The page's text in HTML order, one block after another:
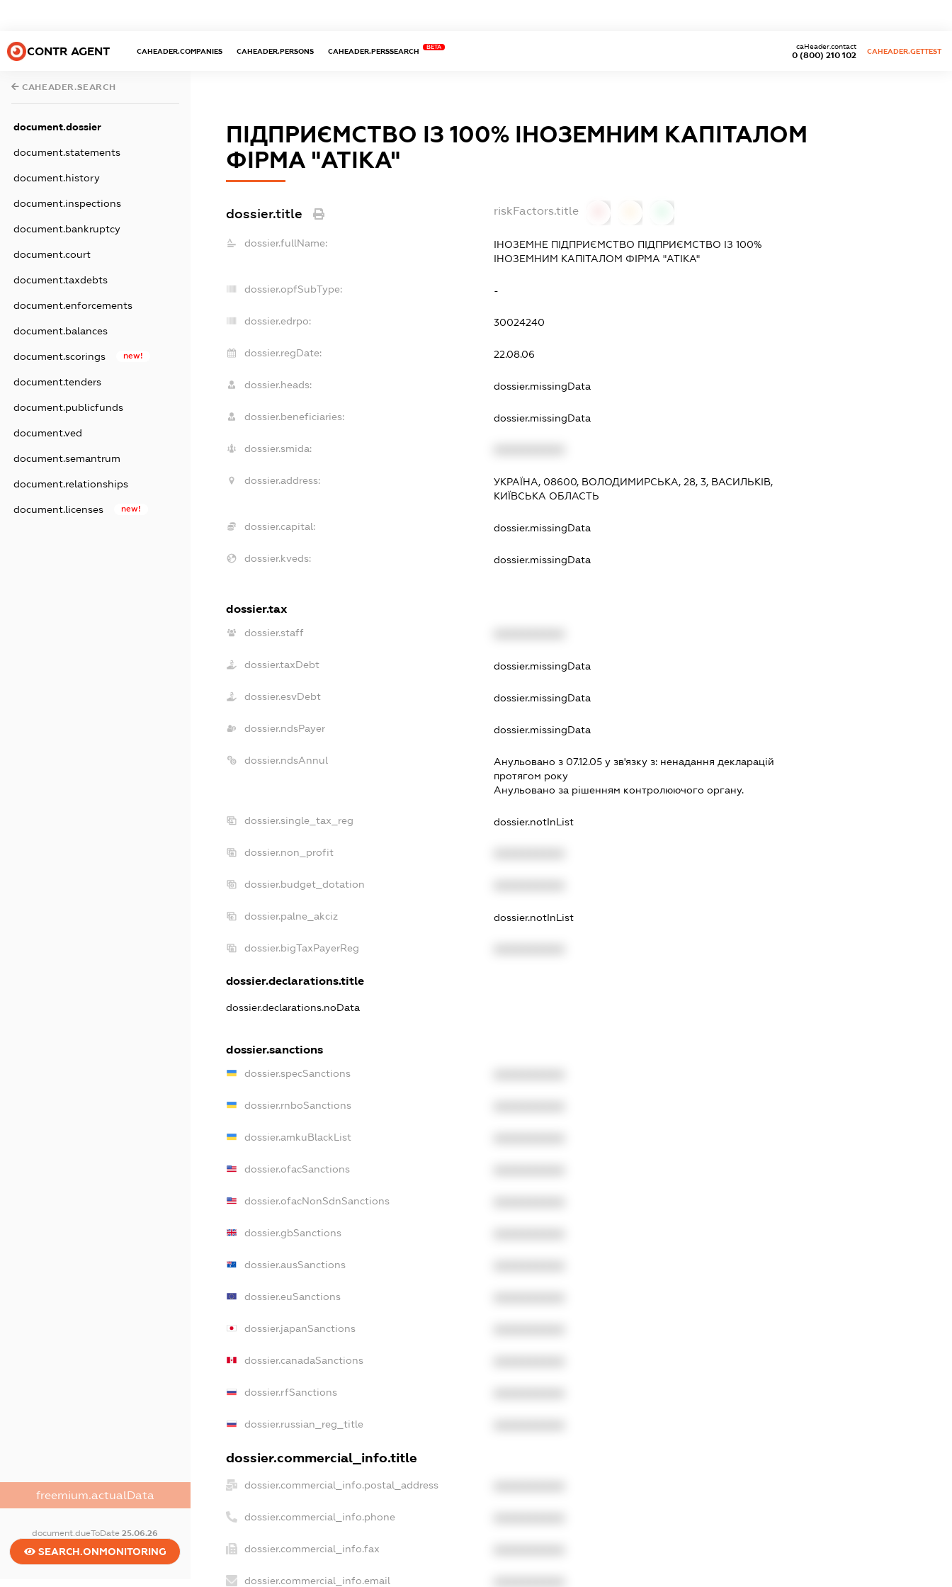
CONTR AGENT CAHEADER.COMPANIES CAHEADER.PERSONS CAHEADER.PERSSEARCH
BETA
0 (800) 210 102
caHeader.contact
CAHEADER.GETTEST
CAHEADER.SEARCH
document.dossier
document.statements
document.history
document.inspections
document.bankruptcy
document.court
document.taxdebts
document.enforcements
document.balances
document.scorings new!
document.tenders
document.publicfunds
document.ved
document.semantrum
document.relationships
document.licenses new!
freemium.actualData
document.dueToDate25.06.26
SEARCH.ONMONITORING
ПІДПРИЄМСТВО ІЗ 100% ІНОЗЕМНИМ КАПІТАЛОМ
ФІРМА "АТІКА"
dossier.title riskFactors.title
dossier.fullName:
ІНОЗЕМНЕ ПІДПРИЄМСТВО ПІДПРИЄМСТВО ІЗ 100%
ІНОЗЕМНИМ КАПІТАЛОМ ФІРМА "АТІКА"
dossier.opfSubType: -
dossier.edrpo: 30024240
dossier.regDate: 22.08.06
dossier.heads: dossier.missingData
dossier.beneficiaries: dossier.missingData
dossier.smida:
dossier.address:
УКРАЇНА, 08600, ВОЛОДИМИРСЬКА, 28, 3, ВАСИЛЬКІВ,
КИЇВСЬКА ОБЛАСТЬ
dossier.capital: dossier.missingData
dossier.kveds: dossier.missingData
dossier.tax
dossier.staff
dossier.taxDebt dossier.missingData
dossier.esvDebt dossier.missingData
dossier.ndsPayer dossier.missingData
dossier.ndsAnnul Анульовано з 07.12.05 у зв'язку з: ненадання декларацiй
протягом року
Анульовано за рiшенням контролюючого органу.
dossier.single_tax_reg dossier.notInList
dossier.non_profit
dossier.budget_dotation
dossier.palne_akciz dossier.notInList
dossier.bigTaxPayerReg
dossier.declarations.title
dossier.declarations.noData
dossier.sanctions
dossier.specSanctions
dossier.rnboSanctions
dossier.amkuBlackList
dossier.ofacSanctions
dossier.ofacNonSdnSanctions
dossier.gbSanctions
dossier.ausSanctions
dossier.euSanctions
dossier.japanSanctions
dossier.canadaSanctions
dossier.rfSanctions
dossier.russian_reg_title
dossier.commercial_info.title
dossier.commercial_info.postal_address
dossier.commercial_info.phone
dossier.commercial_info.fax
dossier.commercial_info.email